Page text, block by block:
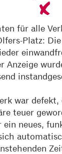
für alle
Platz:
Anzeige
war
teuer
neues,